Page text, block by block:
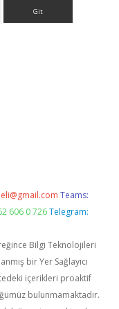
Teams:
606 0 726 Telegram:
Bilgi Teknolojileri
bir Yer Sağlayıcı
içerikleri proaktif
bulunmamaktadır.